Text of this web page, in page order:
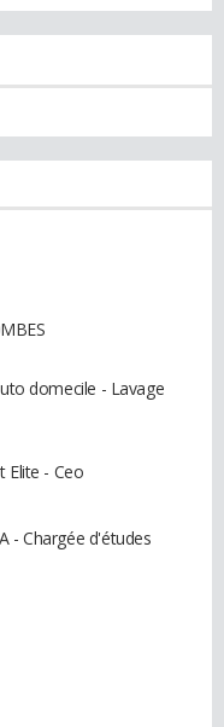
domecile - Lavage
Elite - Ceo
- Chargée d'études